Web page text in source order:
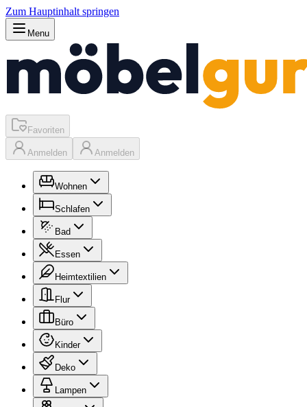
Zum Hauptinhalt springen
Menu
Favoriten
Anmelden Anmelden
Wohnen
Schlafen
Bad
Essen
Heimtextilien
Flur
Büro
Kinder
Deko
Lampen